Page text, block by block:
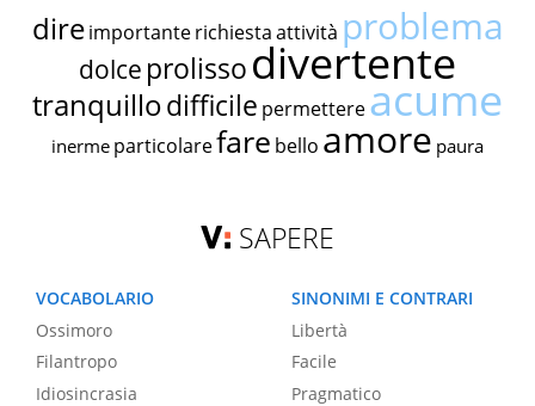
dire importante richiestaattività problema
dolce prolissodivertente
tranquillodifficile permettereacume
inerme particolarefare bello amore paura
SAPERE
VOCABOLARIO
Ossimoro
Filantropo
Idiosincrasia
SINONIMI E CONTRARI
Libertà
Facile
Pragmatico